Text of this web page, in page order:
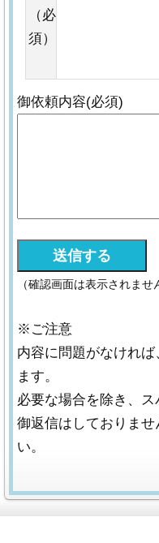
（必
須）
御依頼内容(必須)
（確認画面は表示されませ
※ご注意
内容に問題がなけれ
ます。
必要な場合を除き、
御返信はしておりま
い。